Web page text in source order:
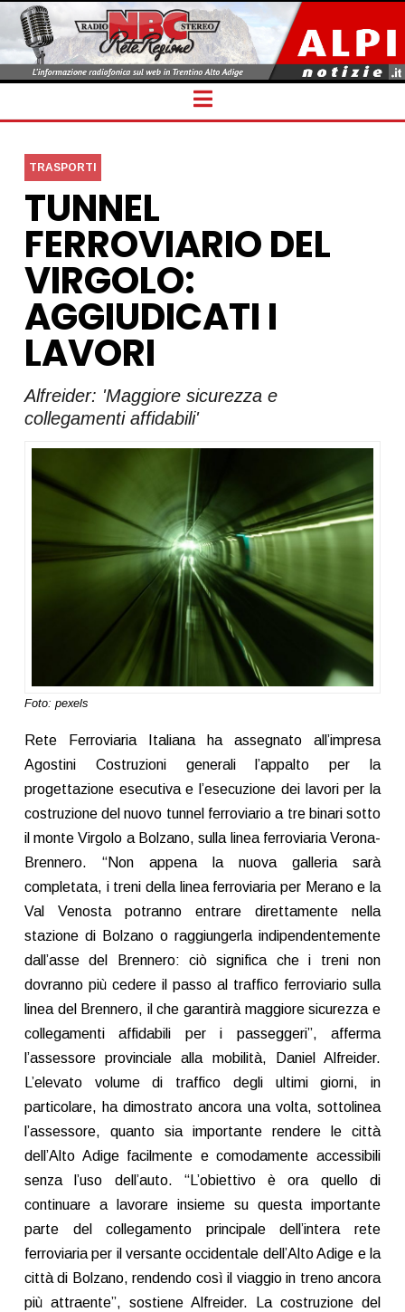
Navigation
TRASPORTI
TUNNEL
FERROVIARIO DEL
VIRGOLO:
AGGIUDICATI I
LAVORI
Alfreider: 'Maggiore sicurezza e
collegamenti affidabili'
Foto: pexels
Rete Ferroviaria Italiana ha assegnato all’impresa
Agostini Costruzioni generali l’appalto per la
progettazione esecutiva e l’esecuzione dei lavori per la
costruzione del nuovo tunnel ferroviario a tre binari sotto
il monte Virgolo a Bolzano, sulla linea ferroviaria Verona-
Brennero. “Non appena la nuova galleria sarà
completata, i treni della linea ferroviaria per Merano e la
Val Venosta potranno entrare direttamente nella
stazione di Bolzano o raggiungerla indipendentemente
dall’asse del Brennero: ciò significa che i treni non
dovranno più cedere il passo al traffico ferroviario sulla
linea del Brennero, il che garantirà maggiore sicurezza e
collegamenti affidabili per i passeggeri”, afferma
l’assessore provinciale alla mobilità, Daniel Alfreider.
L’elevato volume di traffico degli ultimi giorni, in
particolare, ha dimostrato ancora una volta, sottolinea
l’assessore, quanto sia importante rendere le città
dell’Alto Adige facilmente e comodamente accessibili
senza l’uso dell’auto. “L’obiettivo è ora quello di
continuare a lavorare insieme su questa importante
parte del collegamento principale dell’intera rete
ferroviaria per il versante occidentale dell’Alto Adige e la
città di Bolzano, rendendo così il viaggio in treno ancora
più attraente”, sostiene Alfreider. La costruzione del